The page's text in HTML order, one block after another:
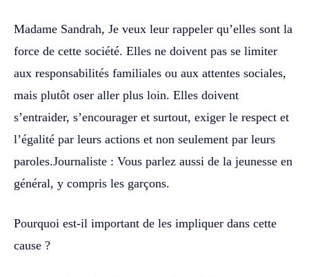
Madame Sandrah, Je veux leur rappeler qu’elles sont la
force de cette société. Elles ne doivent pas se limiter
aux responsabilités familiales ou aux attentes sociales,
mais plutôt oser aller plus loin. Elles doivent
s’entraider, s’encourager et surtout, exiger le respect et
l’égalité par leurs actions et non seulement par leurs
paroles.Journaliste : Vous parlez aussi de la jeunesse en
général, y compris les garçons.
Pourquoi est-il important de les impliquer dans cette
cause ?